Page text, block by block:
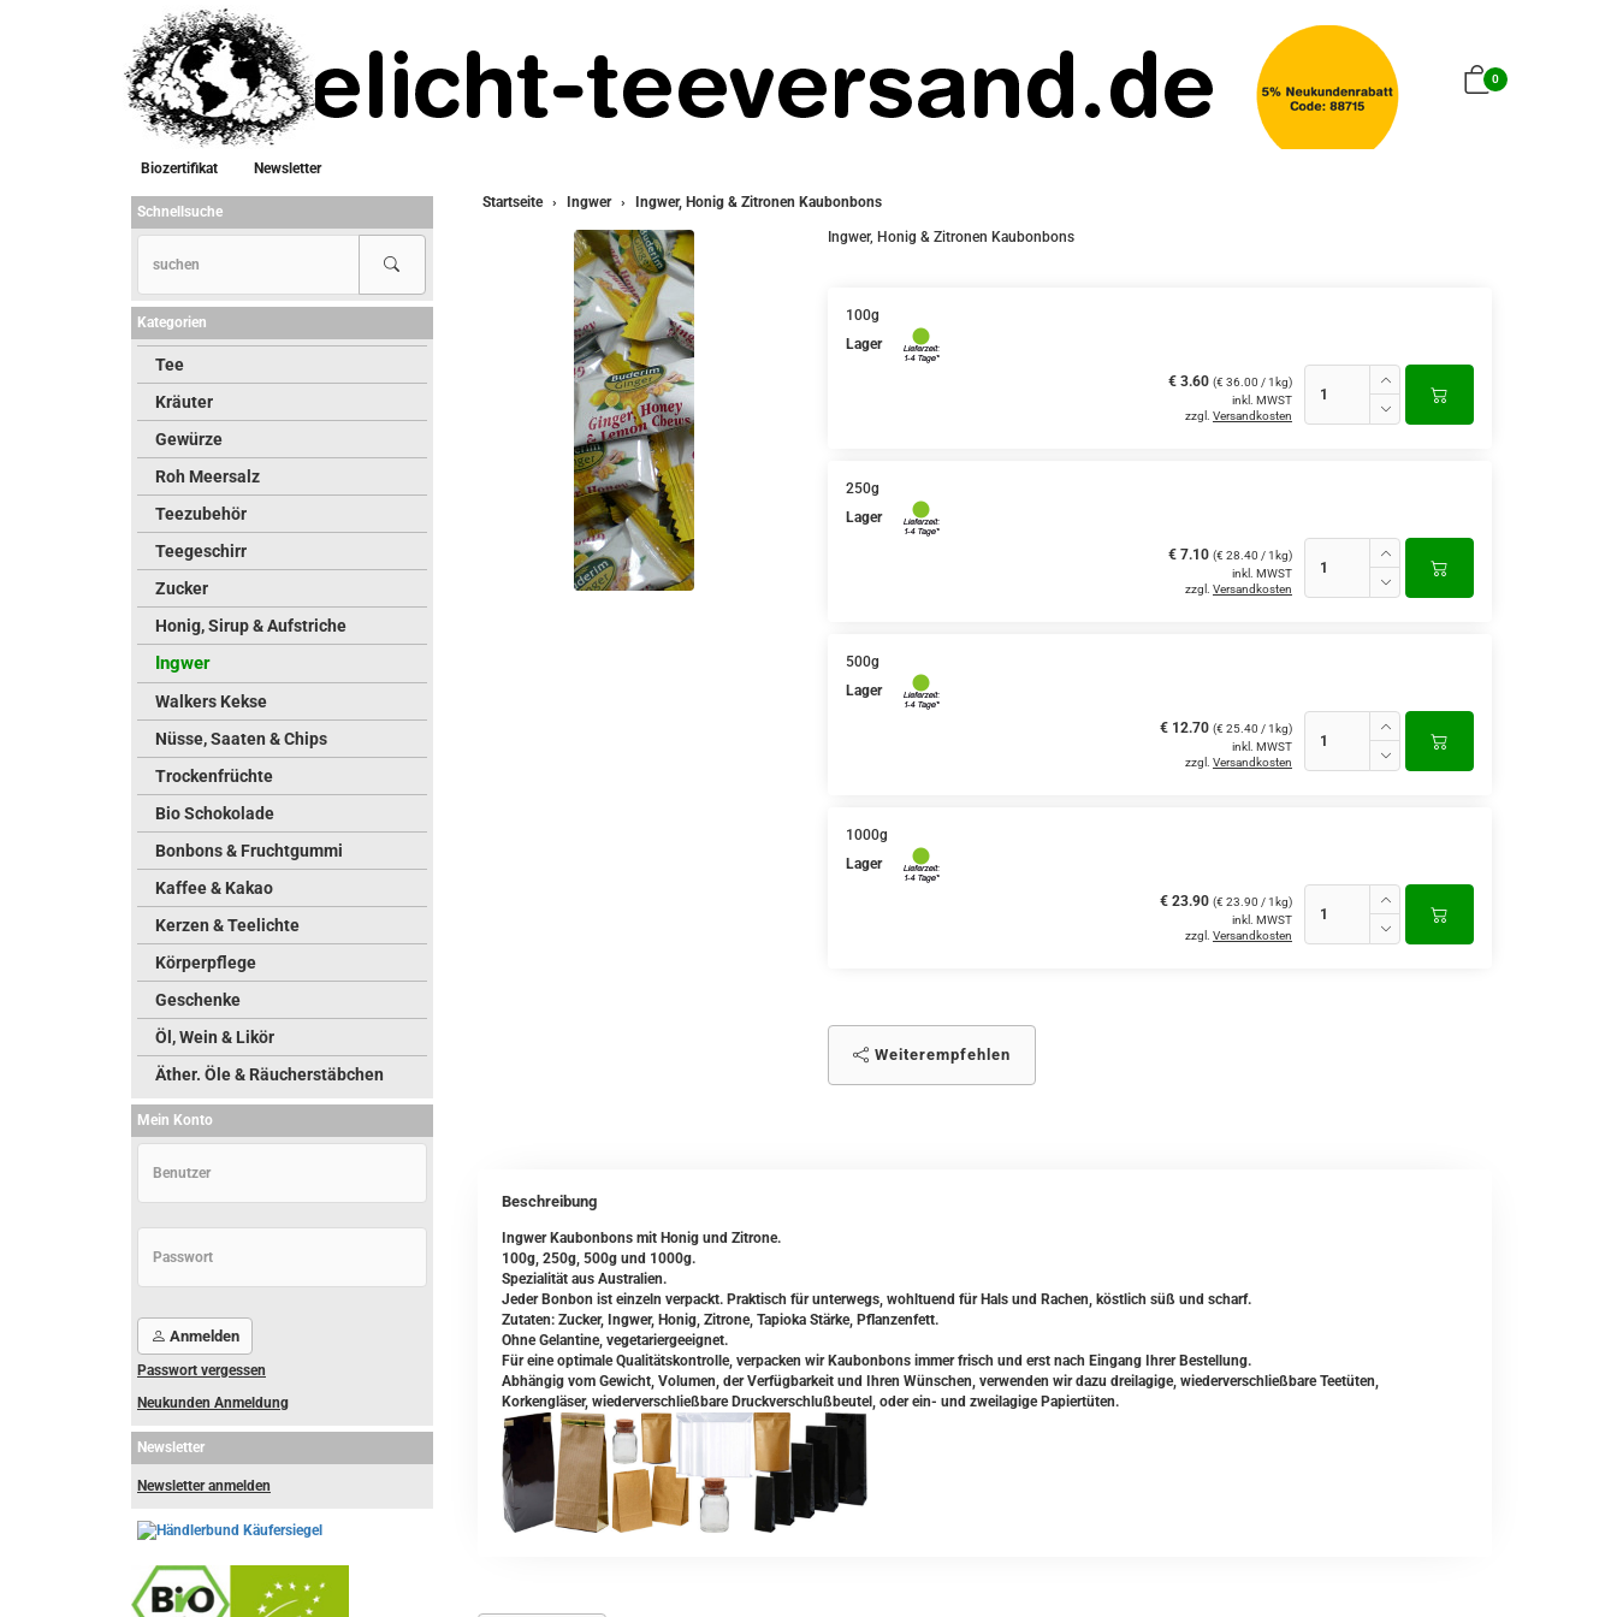
0
Biozertifikat
Newsletter
Startseite
Ingwer Ingwer, Honig & Zitronen Kaubonbons
Ingwer, Honig & Zitronen Kaubonbons
100g
Lager
€ 3.60 (€ 36.00 / 1kg)
inkl. MWST
zzgl. Versandkosten
250g
Lager
€ 7.10 (€ 28.40 / 1kg)
inkl. MWST
zzgl. Versandkosten
500g
Lager
€ 12.70 (€ 25.40 / 1kg)
inkl. MWST
zzgl. Versandkosten
1000g
Lager
€ 23.90 (€ 23.90 / 1kg)
inkl. MWST
zzgl. Versandkosten
Weiterempfehlen
Beschreibung
Ingwer Kaubonbons mit Honig und Zitrone.
100g, 250g, 500g und 1000g.
Spezialität aus Australien.
Jeder Bonbon ist einzeln verpackt. Praktisch für unterwegs, wohltuend für Hals und Rachen, köstlich süß und scharf.
Zutaten: Zucker, Ingwer, Honig, Zitrone, Tapioka Stärke, Pflanzenfett.
Ohne Gelantine, vegetariergeeignet.
Für eine optimale Qualitätskontrolle, verpacken wir Kaubonbons immer frisch und erst nach Eingang Ihrer Bestellung.
Abhängig vom Gewicht, Volumen, der Verfügbarkeit und Ihren Wünschen, verwenden wir dazu dreilagige, wiederverschließbare Teetüten,
Korkengläser, wiederverschließbare Druckverschlußbeutel, oder ein- und zweilagige Papiertüten.
Schnellsuche
Kategorien
Tee
Kräuter
Gewürze
Roh Meersalz
Teezubehör
Teegeschirr
Zucker
Honig, Sirup & Aufstriche
Ingwer
Walkers Kekse
Nüsse, Saaten & Chips
Trockenfrüchte
Bio Schokolade
Bonbons & Fruchtgummi
Kaffee & Kakao
Kerzen & Teelichte
Körperpflege
Geschenke
Öl, Wein & Likör
Äther. Öle & Räucherstäbchen
Mein Konto
Anmelden
Passwort vergessen
Neukunden Anmeldung
Newsletter
Newsletter anmelden